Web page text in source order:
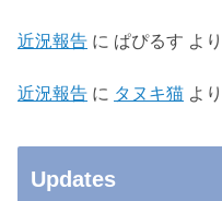
近況報告 に ぱぴるす より
近況報告 に タヌキ猫 より
Updates